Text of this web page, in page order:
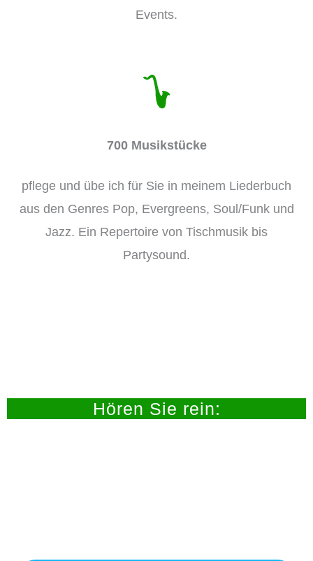
Events.
700 Musikstücke
pflege und übe ich für Sie in meinem Liederbuch
aus den Genres Pop, Evergreens, Soul/Funk und
Jazz. Ein Repertoire von Tischmusik bis
Partysound.
Hören Sie rein: